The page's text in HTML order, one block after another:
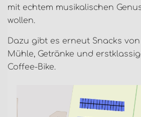
mit echtem musikalischen
wollen.
Dazu gibt es erneut Snacks
Mühle, Getränke und
Coffee-Bike.